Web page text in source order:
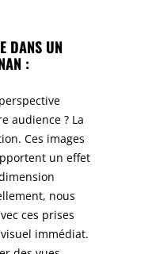
DANS UN
:
audience ? La
Ces images
un effet
nous
ces prises
immédiat.